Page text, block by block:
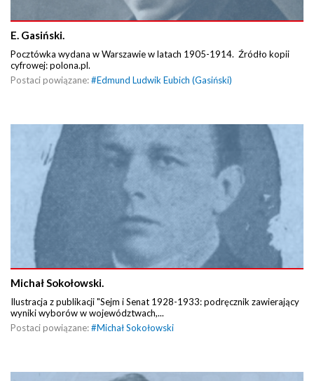
E. Gasiński.
Pocztówka wydana w Warszawie w latach 1905-1914. Źródło kopii
cyfrowej: polona.pl.
Postaci powiązane:#Edmund Ludwik Eubich (Gasiński)
Michał Sokołowski.
Ilustracja z publikacji "Sejm i Senat 1928-1933: podręcznik zawierający
wyniki wyborów w województwach,...
Postaci powiązane:#Michał Sokołowski